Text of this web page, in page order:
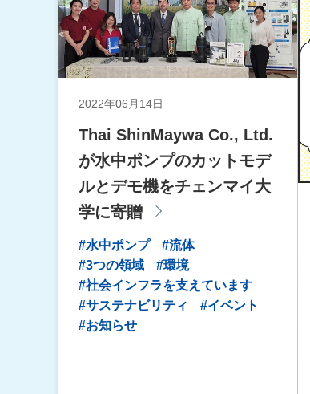
2022年06月14日
Thai ShinMaywa Co., Ltd.
が水中ポンプのカットモデ
ルとデモ機をチェンマイ大
学に寄贈
#水中ポンプ
#流体
#3つの領域
#環境
#社会インフラを支えています
#サステナビリティ
#イベント
#お知らせ